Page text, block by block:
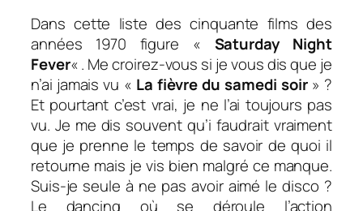
Dans cette liste des cinquante films des
années 1970 figure « Saturday Night
Fever« . Me croirez-vous si je vous dis que je
n’ai jamais vu « La fièvre du samedi soir» ?
Et pourtant c’est vrai, je ne l’ai toujours pas
vu. Je me dis souvent qu’i faudrait vraiment
que je prenne le temps de savoir de quoi il
retourne mais je vis bien malgré ce manque.
Suis-je seule à ne pas avoir aimé le disco ?
Le dancing où se déroule l’action